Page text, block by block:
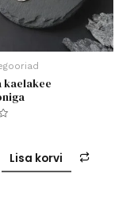
kaelakee
Lisa korvi